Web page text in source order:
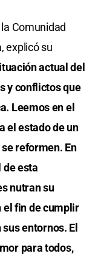
Comunidad
explicó su
actual del
y conflictos que
Leemos en el
el estado de un
reformen. En
esta
nutran su
el fin de cumplir
entornos. El
para todos,